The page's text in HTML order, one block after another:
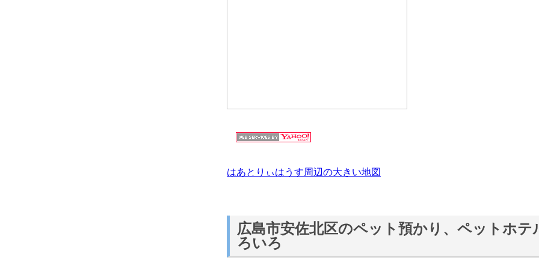
はあとりぃはうす周辺の大きい地図
広島市安佐北区のペット預かり、ペットホテ
ろいろ